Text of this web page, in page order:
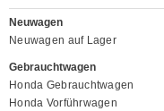
Neuwagen
Neuwagen auf Lager
Gebrauchtwagen
Honda Gebrauchtwagen
Honda Vorführwagen